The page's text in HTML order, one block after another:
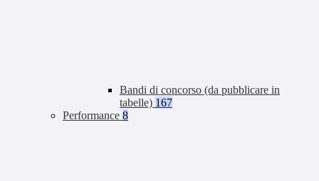
Bandi di concorso (da pubblicare in
tabelle) 167
Performance 8